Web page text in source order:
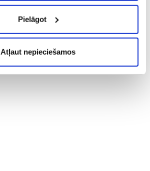
Pielāgot
Atļaut nepieciešamos